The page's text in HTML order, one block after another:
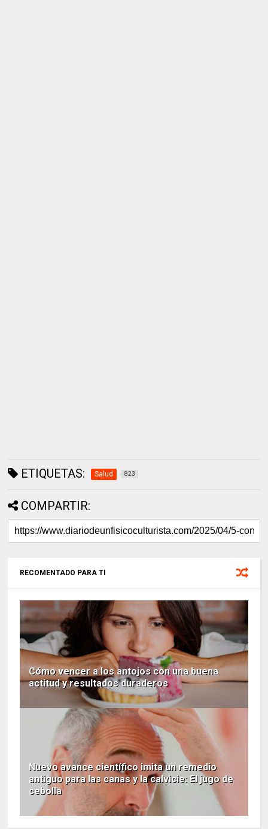
ETIQUETAS: Salud 823
COMPARTIR:
RECOMENTADO PARA TI
Cómo vencer a los antojos con una buena
actitud y resultados duraderos
Nuevo avance científico imita un remedio
antiguo para las canas y la calvicie: El jugo de
cebolla